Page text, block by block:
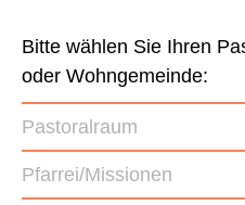
Inserate &
Beilagen und
Bitte wählen Sie Ihren
oder Wohngemeinde:
Pastoralraum
Pfarrei/Missionen